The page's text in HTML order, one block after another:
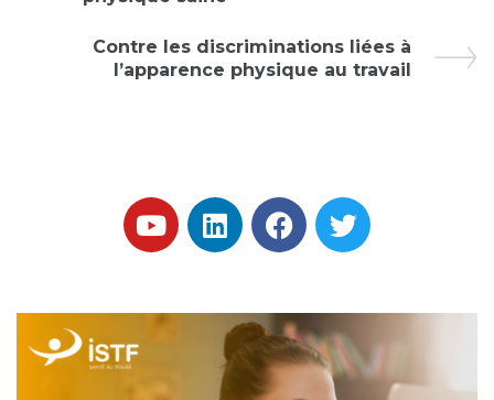
Contre les discriminations liées à
l’apparence physique au travail